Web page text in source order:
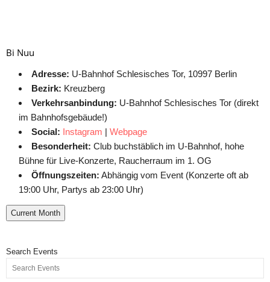
Bi Nuu
Adresse: U-Bahnhof Schlesisches Tor, 10997 Berlin
Bezirk: Kreuzberg
Verkehrsanbindung: U-Bahnhof Schlesisches Tor (direkt
im Bahnhofsgebäude!)
Social: Instagram | Webpage
Besonderheit: Club buchstäblich im U-Bahnhof, hohe
Bühne für Live-Konzerte, Raucherraum im 1. OG
Öffnungszeiten: Abhängig vom Event (Konzerte oft ab
19:00 Uhr, Partys ab 23:00 Uhr)
Current Month
Search Events